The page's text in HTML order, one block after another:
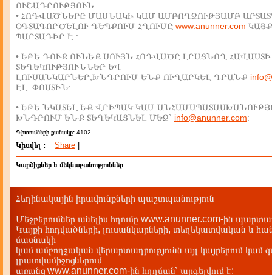
ՈՒՇԱԴՐՈՒԹՅՈՒՆ
• ՀՈԴՎԱԾՆԵՐԸ ՄԱՍՆԱԿԻ ԿԱՄ ԱՄԲՈՂՋՈՒԹՅԱՄԲ
ՕԳՏԱԳՈՐԾԵԼՈՒ ԴԵՊՔՈՒՄ ՀՂՈՒՄԸ www.anunner.com
ՊԱՐՏԱԴԻՐ Է :
• ԵԹԵ ԴՈՒՔ ՈՒՆԵՔ ՍՈՒՅՆ ՀՈԴՎԱԾԸ ԼՐԱՑՆՈՂ ՀԱՎԱՍՏԻ
ՏԵՂԵԿՈՒԹՅՈՒՆՆԵՐ ԵՎ
ԼՈՒՍԱՆԿԱՐՆԵՐ,ԽՆԴՐՈՒՄ ԵՆՔ ՈՒՂԱՐԿԵԼ ԴՐԱՆՔ
ԷԼ. ՓՈՍՏԻՆ:
• ԵԹԵ ՆԿԱՏԵԼ ԵՔ ՎՐԻՊԱԿ ԿԱՄ
ԽՆԴՐՈՒՄ ԵՆՔ ՏԵՂԵԿԱՑՆԵԼ ՄԵԶ` info@anunner.com:
Դիտումների քանակը: 4102
Կիսվել : Share
Կարծիքներ և մեկնաբանություններ
Հեղինակային իրավունքների պաշտպանություն
Մեջբերումներ անելիս հղումը www.anunner.com-ին
Կայքի հոդվածների, լուսանկարների, տեղեկատվական և
մասնակի
կամ ամբողջական վերարտադրությունն այլ կայքերում կամ
լրատվամիջոցներում
առանց www.anunner.com-ին հղղման՝ արգելվում է: